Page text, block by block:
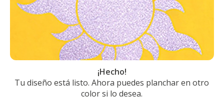
¡Hecho!
Tu diseño está listo. Ahora puedes planchar en otro
color si lo desea.